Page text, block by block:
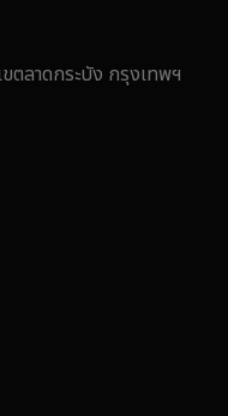
ตลาดกระบัง กรุงเทพฯ